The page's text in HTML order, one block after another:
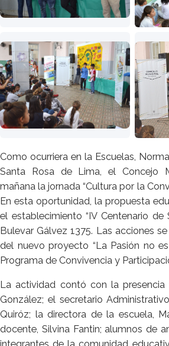
Como ocurriera en la Escuelas,
Santa Rosa de Lima, el Concejo
mañana la jornada “Cultura por la
En esta oportunidad, la propuesta
el establecimiento “IV Centenario de
Bulevar Gálvez 1375. Las acciones
del nuevo proyecto “La Pasión no
Programa de Convivencia y
La actividad contó con la
González; el secretario
Quiróz; la directora de la escuela,
docente, Silvina Fantin; alumnos de